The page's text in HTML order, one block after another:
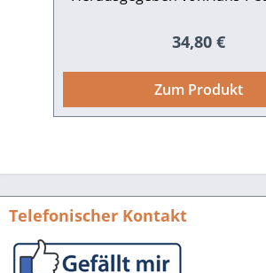
Beiträgen von Klaus Garber,
Schmilewski, Paul
Roland Gehrke, Václav
Tabellen, Broschur. 2012. ISBN 978-3-
tif-Datei zum
Regulärer
34,80 €
Zum Produkt
Telefonischer Kontakt